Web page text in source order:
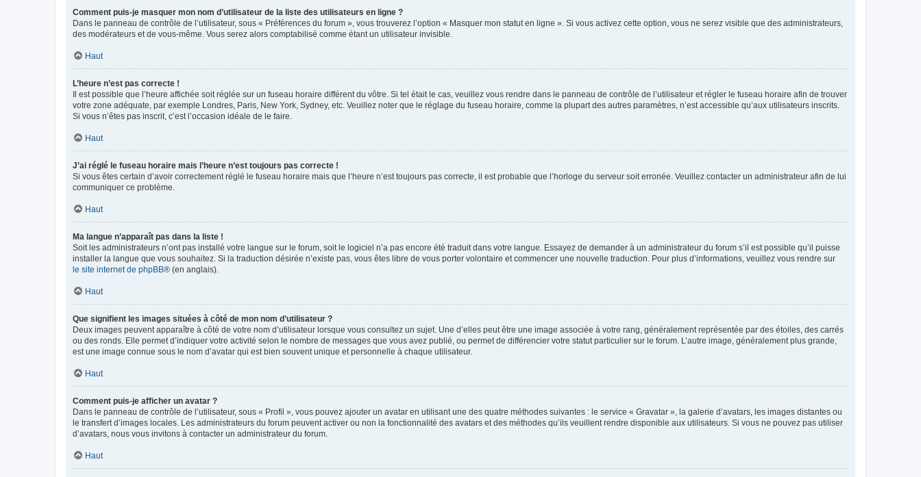
Comment puis-je masquer mon nom d’utilisateur de la liste des utilisateurs en ligne ?
Dans le panneau de contrôle de l’utilisateur, sous « Préférences du forum », vous trouverez l’option « Masquer mon statut en ligne ». Si vous activez cette option, vous ne serez visible que des administrateurs,
des modérateurs et de vous-même. Vous serez alors comptabilisé comme étant un utilisateur invisible.
Haut
L’heure n’est pas correcte !
Il est possible que l’heure affichée soit réglée sur un fuseau horaire différent du vôtre. Si tel était le cas, veuillez vous rendre dans le panneau de contrôle de l’utilisateur et régler le fuseau horaire afin de trouver
votre zone adéquate, par exemple Londres, Paris, New York, Sydney, etc. Veuillez noter que le réglage du fuseau horaire, comme la plupart des autres paramètres, n’est accessible qu’aux utilisateurs inscrits.
Si vous n’êtes pas inscrit, c’est l’occasion idéale de le faire.
Haut
J’ai réglé le fuseau horaire mais l’heure n’est toujours pas correcte !
Si vous êtes certain d’avoir correctement réglé le fuseau horaire mais que l’heure n’est toujours pas correcte, il est probable que l’horloge du serveur soit erronée. Veuillez contacter un administrateur afin de lui
communiquer ce problème.
Haut
Ma langue n’apparaît pas dans la liste !
Soit les administrateurs n’ont pas installé votre langue sur le forum, soit le logiciel n’a pas encore été traduit dans votre langue. Essayez de demander à un administrateur du forum s’il est possible qu’il puisse
installer la langue que vous souhaitez. Si la traduction désirée n’existe pas, vous êtes libre de vous porter volontaire et commencer une nouvelle traduction. Pour plus d’informations, veuillez vous rendre sur
le site internet de phpBB® (en anglais).
Haut
Que signifient les images situées à côté de mon nom d’utilisateur ?
Deux images peuvent apparaître à côté de votre nom d’utilisateur lorsque vous consultez un sujet. Une d’elles peut être une image associée à votre rang, généralement représentée par des étoiles, des carrés
ou des ronds. Elle permet d’indiquer votre activité selon le nombre de messages que vous avez publié, ou permet de différencier votre statut particulier sur le forum. L’autre image, généralement plus grande,
est une image connue sous le nom d’avatar qui est bien souvent unique et personnelle à chaque utilisateur.
Haut
Comment puis-je afficher un avatar ?
Dans le panneau de contrôle de l’utilisateur, sous « Profil », vous pouvez ajouter un avatar en utilisant une des quatre méthodes suivantes : le service « Gravatar », la galerie d’avatars, les images distantes ou
le transfert d’images locales. Les administrateurs du forum peuvent activer ou non la fonctionnalité des avatars et des méthodes qu’ils veuillent rendre disponible aux utilisateurs. Si vous ne pouvez pas utiliser
d’avatars, nous vous invitons à contacter un administrateur du forum.
Haut